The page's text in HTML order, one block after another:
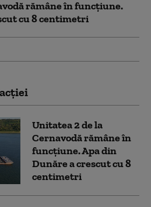
rămâne în funcțiune.
cu 8 centimetri
Unitatea 2 de la
Cernavodă rămâne în
funcțiune. Apa din
Dunăre a crescut cu 8
centimetri